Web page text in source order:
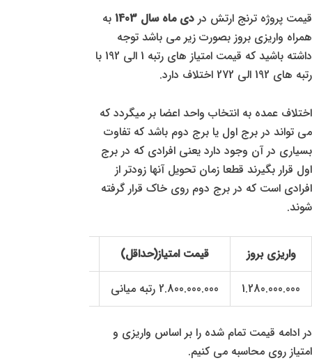
قیمت پروژه ترنج ارتش در دی ماه سال 1403
به
همراه واریزی بروز بصورت زیر می باشد توجه
داشته باشید که قیمت امتیاز های رتبه 1 الی 192 با
رتبه های 192 الی 272 اختلاف دارد.
اختلاف عمده به انتخاب واحد اعضا بر میگردد که
می تواند در برج اول یا برج دوم باشد که تفاوت
بسیاری در آن وجود دارد یعنی افرادی که در برج
اول قرار بگیرند قطعا زمان تحویل آنها زودتر از
افرادی است که در برج دوم روی خاک قرار گرفته
شوند.
واریزی بروز قیمت امتیاز(حداقل)
1.280.000.000
2.800.000.000 رتبه میانی
در ادامه قیمت تمام شده را بر اساس واریزی و
امتیاز روی محاسبه می کنیم.